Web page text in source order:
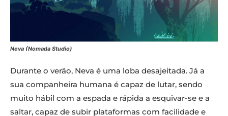
Neva (Nomada Studio)
Durante o verão, Neva é uma loba desajeitada. Já a
sua companheira humana é capaz de lutar, sendo
muito hábil com a espada e rápida a esquivar-se e a
saltar, capaz de subir plataformas com facilidade e